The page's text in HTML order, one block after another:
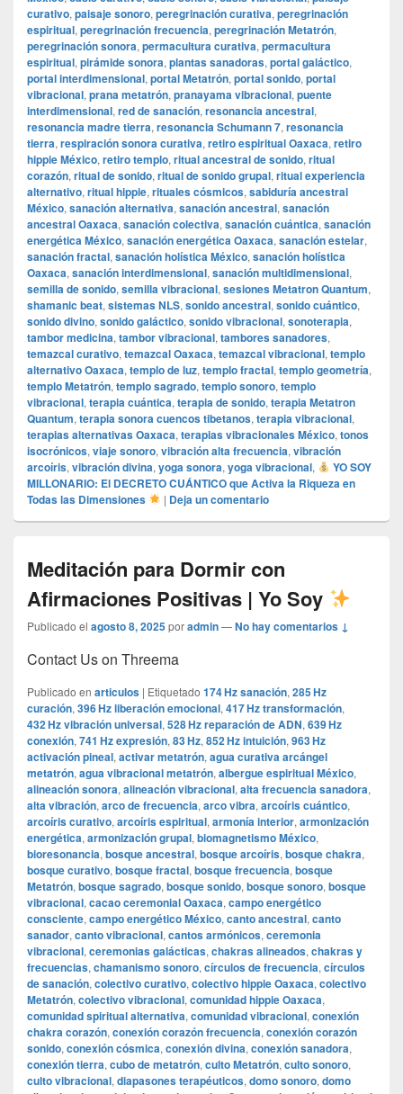
curativo, paisaje sonoro, peregrinación curativa, peregrinación
espiritual, peregrinación frecuencia, peregrinación Metatrón,
peregrinación sonora, permacultura curativa, permacultura
espiritual, pirámide sonora, plantas sanadoras, portal galáctico,
portal interdimensional, portal Metatrón, portal sonido, portal
vibracional, prana metatrón, pranayama vibracional, puente
interdimensional, red de sanación, resonancia ancestral,
resonancia madre tierra, resonancia Schumann 7, resonancia
tierra, respiración sonora curativa, retiro espiritual Oaxaca, retiro
hippie México, retiro templo, ritual ancestral de sonido, ritual
corazón, ritual de sonido, ritual de sonido grupal, ritual experiencia
alternativo, ritual hippie, rituales cósmicos, sabiduría ancestral
México, sanación alternativa, sanación ancestral, sanación
ancestral Oaxaca, sanación colectiva, sanación cuántica, sanación
energética México, sanación energética Oaxaca, sanación estelar,
sanación fractal, sanación holística México, sanación holística
Oaxaca, sanación interdimensional, sanación multidimensional,
semilla de sonido, semilla vibracional, sesiones Metatron Quantum,
shamanic beat, sistemas NLS, sonido ancestral, sonido cuántico,
sonido divino, sonido galáctico, sonido vibracional, sonoterapia,
tambor medicina, tambor vibracional, tambores sanadores,
temazcal curativo, temazcal Oaxaca, temazcal vibracional, templo
alternativo Oaxaca, templo de luz, templo fractal, templo geometría,
templo Metatrón, templo sagrado, templo sonoro, templo
vibracional, terapia cuántica, terapia de sonido, terapia Metatron
Quantum, terapia sonora cuencos tibetanos, terapia vibracional,
terapias alternativas Oaxaca, terapias vibracionales México, tonos
isocrónicos, viaje sonoro, vibración alta frecuencia, vibración
arcoíris, vibración divina, yoga sonora, yoga vibracional,
YO SOY
MILLONARIO: El DECRETO CUÁNTICO que Activa la Riqueza en
Todas las Dimensiones
| Deja un comentario
Meditación para Dormir con
Afirmaciones Positivas | Yo Soy
Publicado el agosto 8, 2025poradmin—No hay comentarios ↓
Contact Us on Threema
Publicado en articulos | Etiquetado 174 Hz sanación, 285 Hz
curación, 396 Hz liberación emocional, 417 Hz transformación,
432 Hz vibración universal, 528 Hz reparación de ADN, 639 Hz
conexión, 741 Hz expresión, 83 Hz, 852 Hz intuición, 963 Hz
activación pineal, activar metatrón, agua curativa arcángel
metatrón, agua vibracional metatrón, albergue espiritual México,
alineación sonora, alineación vibracional, alta frecuencia sanadora,
alta vibración, arco de frecuencia, arco vibra, arcoíris cuántico,
arcoíris curativo, arcoíris espiritual, armonía interior, armonización
energética, armonización grupal, biomagnetismo México,
bioresonancia, bosque ancestral, bosque arcoíris, bosque chakra,
bosque curativo, bosque fractal, bosque frecuencia, bosque
Metatrón, bosque sagrado, bosque sonido, bosque sonoro, bosque
vibracional, cacao ceremonial Oaxaca, campo energético
consciente, campo energético México, canto ancestral, canto
sanador, canto vibracional, cantos armónicos, ceremonia
vibracional, ceremonias galácticas, chakras alineados, chakras y
frecuencias, chamanismo sonoro, círculos de frecuencia, círculos
de sanación, colectivo curativo, colectivo hippie Oaxaca, colectivo
Metatrón, colectivo vibracional, comunidad hippie Oaxaca,
comunidad spiritual alternativa, comunidad vibracional, conexión
chakra corazón, conexión corazón frecuencia, conexión corazón
sonido, conexión cósmica, conexión divina, conexión sanadora,
conexión tierra, cubo de metatrón, culto Metatrón, culto sonoro,
culto vibracional, diapasones terapéuticos, domo sonoro, domo